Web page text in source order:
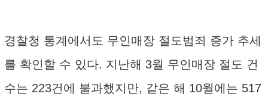
경찰청 통계에서도 무인매장 절도범죄 증가 추세
를 확인할 수 있다. 지난해 3월 무인매장 절도 건
수는 223건에 불과했지만, 같은 해 10월에는 517